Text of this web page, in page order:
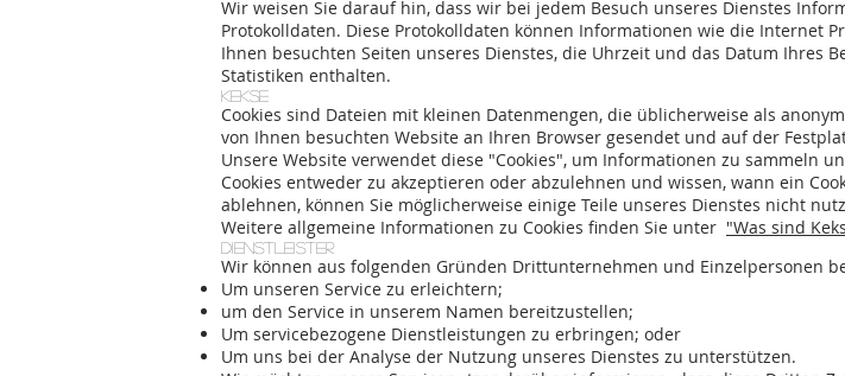
Wir weisen Sie darauf hin, dass wir bei jedem Besuch unseres Dienstes
Protokolldaten. Diese Protokolldaten können Informationen wie die Internet
Ihnen besuchten Seiten unseres Dienstes, die Uhrzeit und das Datum Ihres
Statistiken enthalten.
Kekse
Cookies sind Dateien mit kleinen Datenmengen, die üblicherweise als
von Ihnen besuchten Website an Ihren Browser gesendet und auf der
Unsere Website verwendet diese "Cookies", um Informationen zu sammeln
Cookies entweder zu akzeptieren oder abzulehnen und wissen, wann ein
ablehnen, können Sie möglicherweise einige Teile unseres Dienstes nicht
Weitere allgemeine Informationen zu Cookies finden Sie unter "Was sind
Dienstleister
Wir können aus folgenden Gründen Drittunternehmen und Einzelpersonen
Um unseren Service zu erleichtern;
um den Service in unserem Namen bereitzustellen;
Um servicebezogene Dienstleistungen zu erbringen; oder
Um uns bei der Analyse der Nutzung unseres Dienstes zu unterstützen.